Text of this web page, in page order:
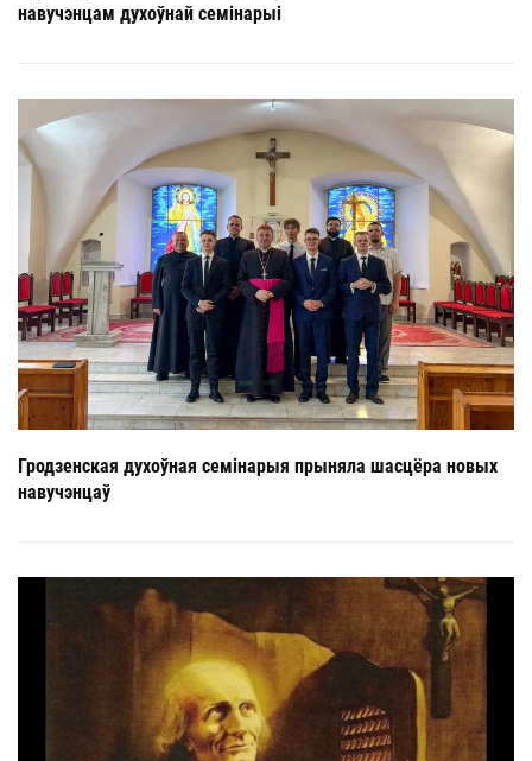
навучэнцам духоўнай семінарыі
Гродзенская духоўная семінарыя прыняла шасцёра новых
навучэнцаў